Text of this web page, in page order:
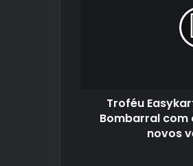
vencedores
Troféu
Bombarral com
novos